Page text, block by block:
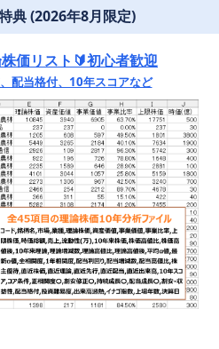
典 (2026年8月限定)
価リスト🔰初心者歓迎
配当格付、10年スコアなど